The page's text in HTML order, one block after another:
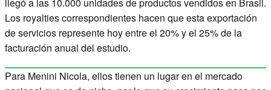
llegó a las 10.000 unidades de productos vendidos en Brasil.
Los royalties correspondientes hacen que esta exportación
de servicios represente hoy entre el 20% y el 25% de la
facturación anual del estudio.
Para Menini Nicola, ellos tienen un lugar en el mercado